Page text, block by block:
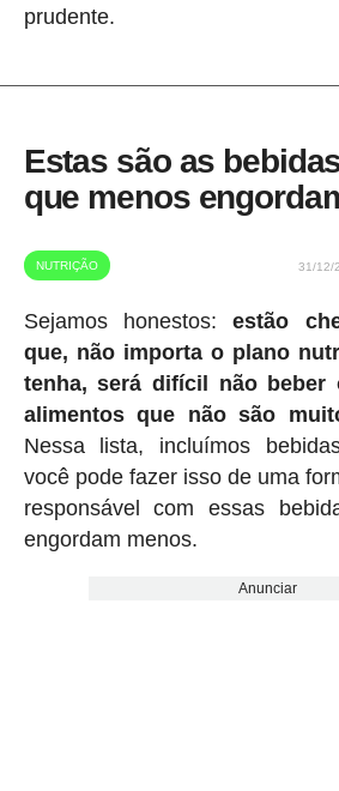
prudente.
Estas são as
que menos
NUTRIÇÃO 31/12/
Sejamos honestos:estão
que, não importa o plano
tenha, será difícil não beber
alimentos que não são
Nessa lista, incluímos
você pode fazer isso de uma
responsável com essas
engordam menos.
Anunciar